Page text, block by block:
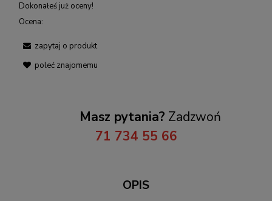
Dokonałeś już oceny!
Ocena:
zapytaj o produkt
poleć znajomemu
Masz pytania? Zadzwoń
71 734 55 66
OPIS